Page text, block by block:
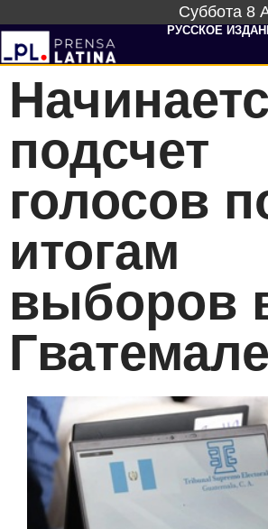
Суббота 8
РУССКОЕ
подсчет
голосов
итогам
выборов
Гватемале